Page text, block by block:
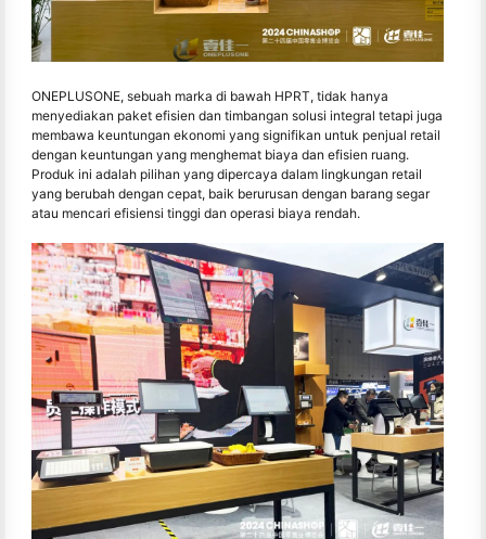
ONEPLUSONE, sebuah marka di bawah HPRT, tidak hanya
menyediakan paket efisien dan timbangan solusi integral tetapi juga
membawa keuntungan ekonomi yang signifikan untuk penjual retail
dengan keuntungan yang menghemat biaya dan efisien ruang.
Produk ini adalah pilihan yang dipercaya dalam lingkungan retail
yang berubah dengan cepat, baik berurusan dengan barang segar
atau mencari efisiensi tinggi dan operasi biaya rendah.